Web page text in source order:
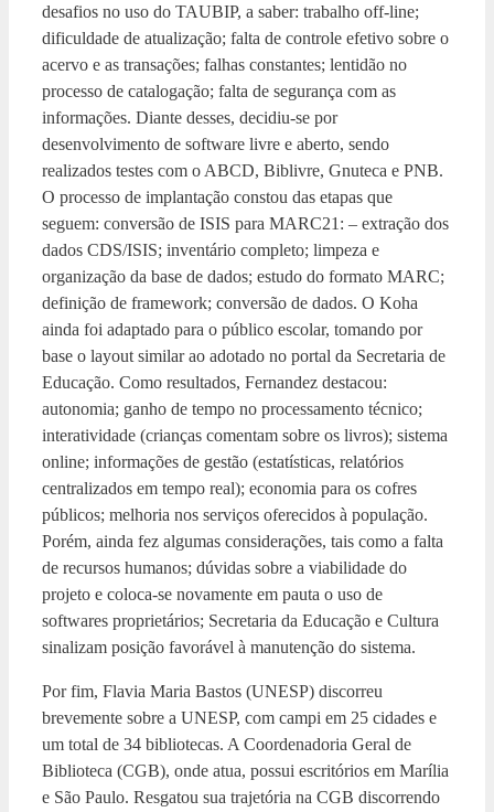
desafios no uso do TAUBIP, a saber: trabalho off-line;
dificuldade de atualização; falta de controle efetivo sobre o
acervo e as transações; falhas constantes; lentidão no
processo de catalogação; falta de segurança com as
informações. Diante desses, decidiu-se por
desenvolvimento de software livre e aberto, sendo
realizados testes com o ABCD, Biblivre, Gnuteca e PNB.
O processo de implantação constou das etapas que
seguem: conversão de ISIS para MARC21: – extração dos
dados CDS/ISIS; inventário completo; limpeza e
organização da base de dados; estudo do formato MARC;
definição de framework; conversão de dados. O Koha
ainda foi adaptado para o público escolar, tomando por
base o layout similar ao adotado no portal da Secretaria de
Educação. Como resultados, Fernandez destacou:
autonomia; ganho de tempo no processamento técnico;
interatividade (crianças comentam sobre os livros); sistema
online; informações de gestão (estatísticas, relatórios
centralizados em tempo real); economia para os cofres
públicos; melhoria nos serviços oferecidos à população.
Porém, ainda fez algumas considerações, tais como a falta
de recursos humanos; dúvidas sobre a viabilidade do
projeto e coloca-se novamente em pauta o uso de
softwares proprietários; Secretaria da Educação e Cultura
sinalizam posição favorável à manutenção do sistema.
Por fim, Flavia Maria Bastos (UNESP) discorreu
brevemente sobre a UNESP, com campi em 25 cidades e
um total de 34 bibliotecas. A Coordenadoria Geral de
Biblioteca (CGB), onde atua, possui escritórios em Marília
e São Paulo. Resgatou sua trajetória na CGB discorrendo